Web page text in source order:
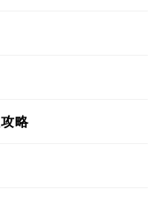
略